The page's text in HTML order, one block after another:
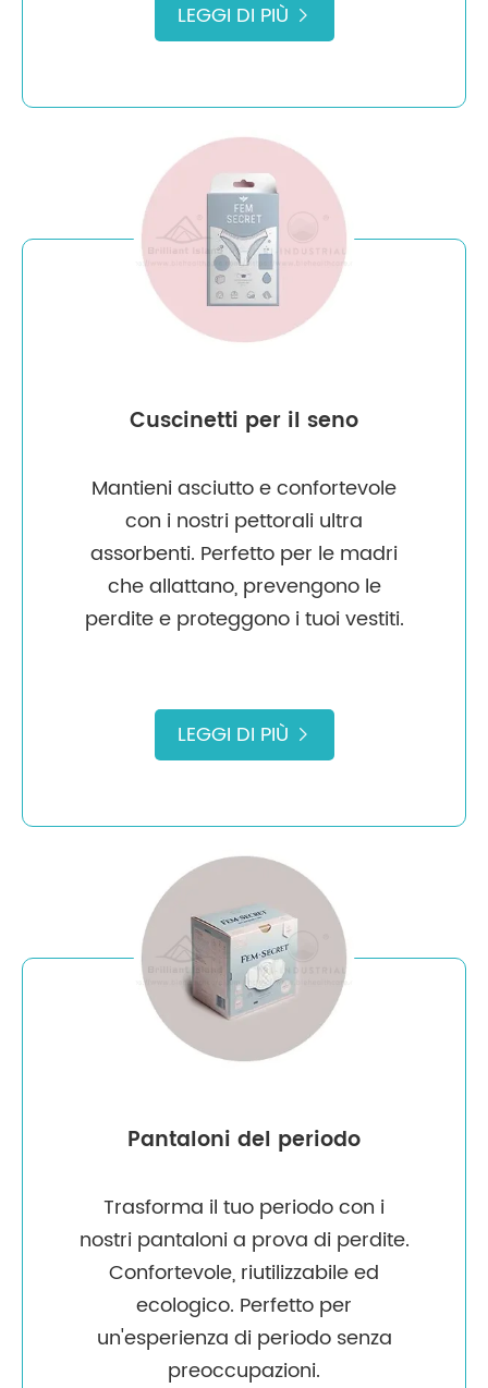
LEGGI DI PIÙ 
Cuscinetti per il seno
Mantieni asciutto e confortevole
con i nostri pettorali ultra
assorbenti. Perfetto per le madri
che allattano, prevengono le
perdite e proteggono i tuoi vestiti.
LEGGI DI PIÙ 
Pantaloni del periodo
Trasforma il tuo periodo con i
nostri pantaloni a prova di perdite.
Confortevole, riutilizzabile ed
ecologico. Perfetto per
un'esperienza di periodo senza
preoccupazioni.